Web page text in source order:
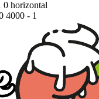
0 horizontal
4000 - 1